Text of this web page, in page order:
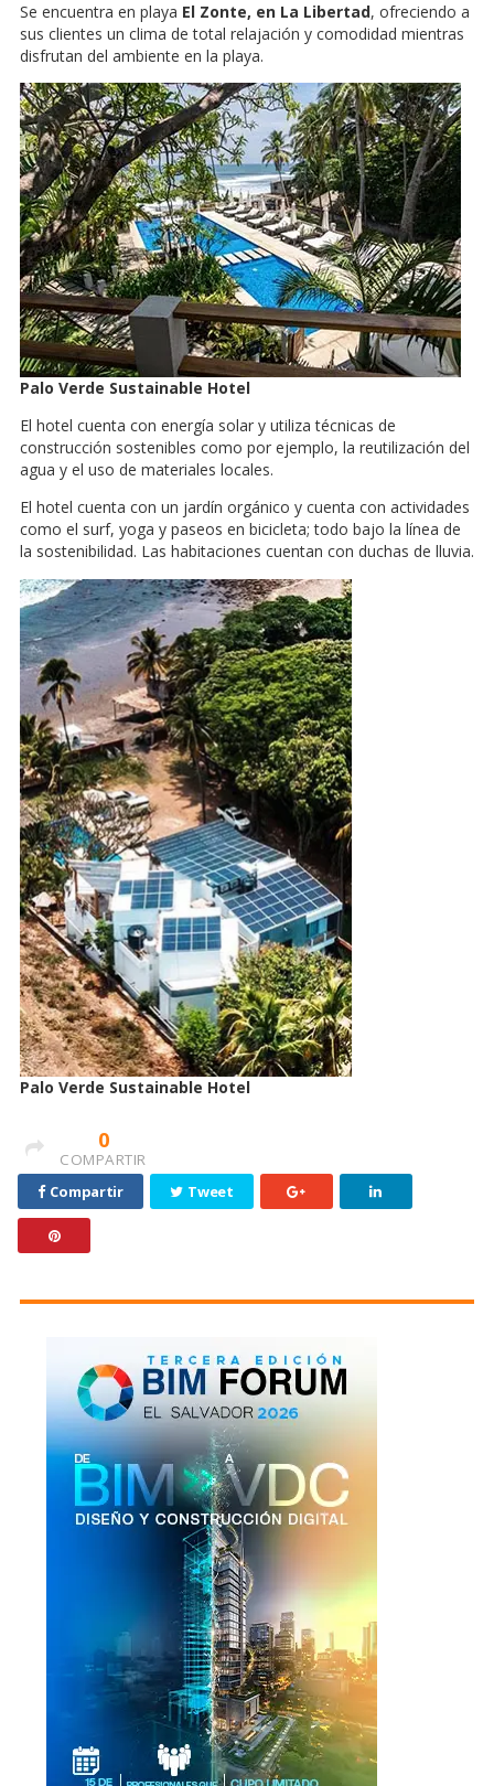
Se encuentra en playa El Zonte, en La Libertad, ofreciendo a
sus clientes un clima de total relajación y comodidad mientras
disfrutan del ambiente en la playa.
Palo Verde Sustainable Hotel
El hotel cuenta con energía solar y utiliza técnicas de
construcción sostenibles como por ejemplo, la reutilización del
agua y el uso de materiales locales.
El hotel cuenta con un jardín orgánico y cuenta con actividades
como el surf, yoga y paseos en bicicleta; todo bajo la línea de
la sostenibilidad. Las habitaciones cuentan con duchas de lluvia.
Palo Verde Sustainable Hotel
0
COMPARTIR
Compartir
Tweet